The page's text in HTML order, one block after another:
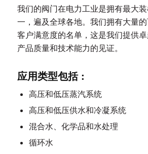
我们的阀门在电力工业是拥有最大
一，遍及全球各地。我们拥有大量
客户满意度的名单，这是我们提供卓
产品质量和技术能力的见证。
应用类型包括 :
高压和低压蒸汽系统
高压和低压供水和冷凝系统
混合水、化学品和水处理
循环水